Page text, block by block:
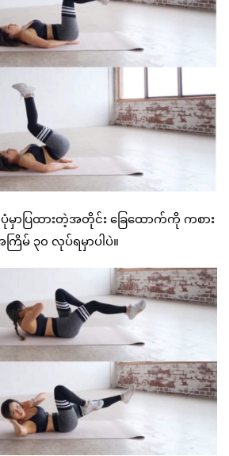
မှာပြထားတဲ့အတိုင်း ခြေထောက်ကို ကစား
ြိမ် ၃၀ လုပ်ရမှာပါပဲ။